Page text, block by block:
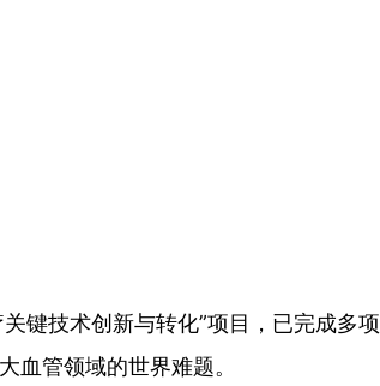
键技术创新与转化”项目，已完成多项
血管领域的世界难题。